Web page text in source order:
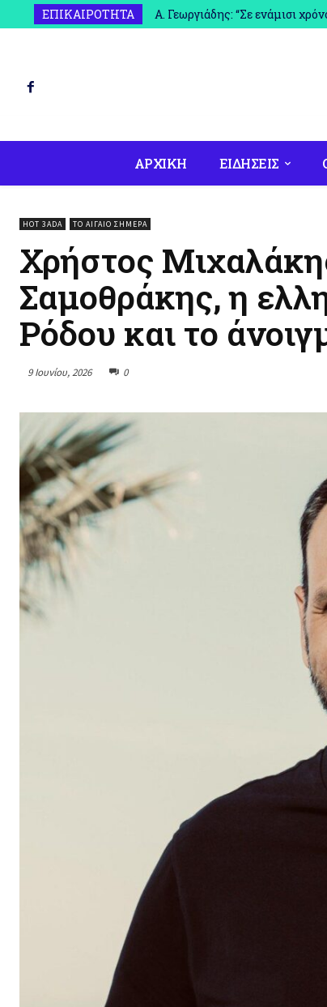
ΕΠΙΚΑΙΡΟΤΗΤΑ Α. Γεωργιάδης: “Σε ενάμισι
ΑΡΧΙΚΗ ΕΙΔΗΣΕΙΣ
HOT 3ADA ΤΟ ΑΙΓΑΊΟ ΣΉΜΕΡΑ
Χρήστος
Σαμοθράκης, η
Ρόδου και το
9 Ιουνίου, 2026 0